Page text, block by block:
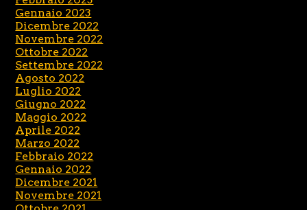
Gennaio 2023
Dicembre 2022
Novembre 2022
Ottobre 2022
Settembre 2022
Agosto 2022
Luglio 2022
Giugno 2022
Maggio 2022
Aprile 2022
Marzo 2022
Febbraio 2022
Gennaio 2022
Dicembre 2021
Novembre 2021